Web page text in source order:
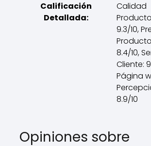
Calificación
Detallada:
Calidad
9.3/10,
8.4/10,
Cliente:
Página
8.9/10
Opiniones sobre